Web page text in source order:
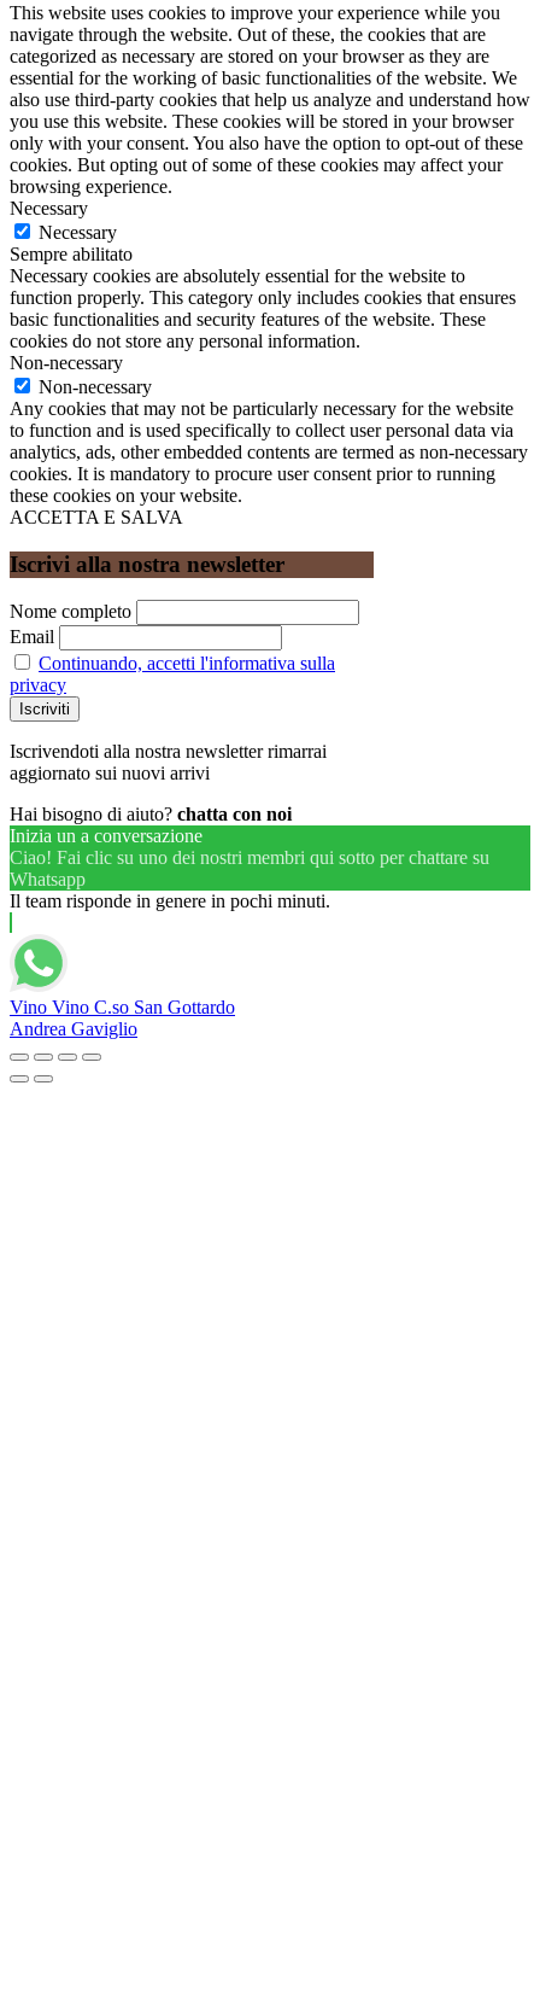
This website uses cookies to improve your experience while you
navigate through the website. Out of these, the cookies that are
categorized as necessary are stored on your browser as they are
essential for the working of basic functionalities of the website. We
also use third-party cookies that help us analyze and understand how
you use this website. These cookies will be stored in your browser
only with your consent. You also have the option to opt-out of these
cookies. But opting out of some of these cookies may affect your
browsing experience.
Necessary
Necessary
Sempre abilitato
Necessary cookies are absolutely essential for the website to
function properly. This category only includes cookies that ensures
basic functionalities and security features of the website. These
cookies do not store any personal information.
Non-necessary
Non-necessary
Any cookies that may not be particularly necessary for the website
to function and is used specifically to collect user personal data via
analytics, ads, other embedded contents are termed as non-necessary
cookies. It is mandatory to procure user consent prior to running
these cookies on your website.
ACCETTA E SALVA
Iscrivi alla nostra newsletter
Nome completo
Email
Continuando, accetti l'informativa sulla
privacy
Iscrivendoti alla nostra newsletter rimarrai
aggiornato sui nuovi arrivi
Hai bisogno di aiuto? chatta con noi
Inizia un a conversazione
Ciao! Fai clic su uno dei nostri membri qui sotto per chattare su
Whatsapp
Il team risponde in genere in pochi minuti.
Vino Vino C.so San Gottardo
Andrea Gaviglio